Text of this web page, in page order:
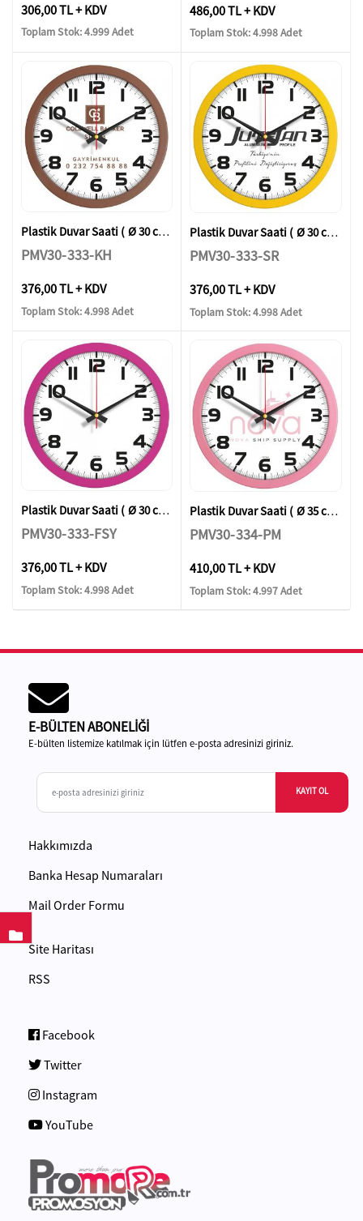
306,00 TL + KDV
Toplam Stok: 4.999 Adet
486,00 TL + KDV
Toplam Stok: 4.998 Adet
Plastik Duvar Saati ( Ø 30 cm )
PMV30-333-KH
376,00 TL + KDV
Toplam Stok: 4.998 Adet
Plastik Duvar Saati ( Ø 30 cm )
PMV30-333-SR
376,00 TL + KDV
Toplam Stok: 4.998 Adet
Plastik Duvar Saati ( Ø 30 cm )
PMV30-333-FSY
376,00 TL + KDV
Toplam Stok: 4.998 Adet
Plastik Duvar Saati ( Ø 35 cm )
PMV30-334-PM
410,00 TL + KDV
Toplam Stok: 4.997 Adet
E-BÜLTEN ABONELİĞİ
E-bülten listemize katılmak için lütfen e-posta adresinizi giriniz.
KAYIT OL
Hakkımızda
Banka Hesap Numaraları
Mail Order Formu
Site Haritası
RSS
Facebook
Twitter
Instagram
YouTube